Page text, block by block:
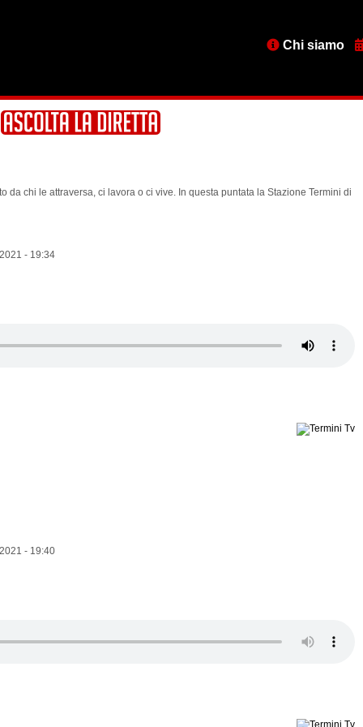
MenuChi siamo
da chi le attraversa, ci lavora o ci vive. In questa puntata la Stazione Termini di
- 19:34
- 19:40